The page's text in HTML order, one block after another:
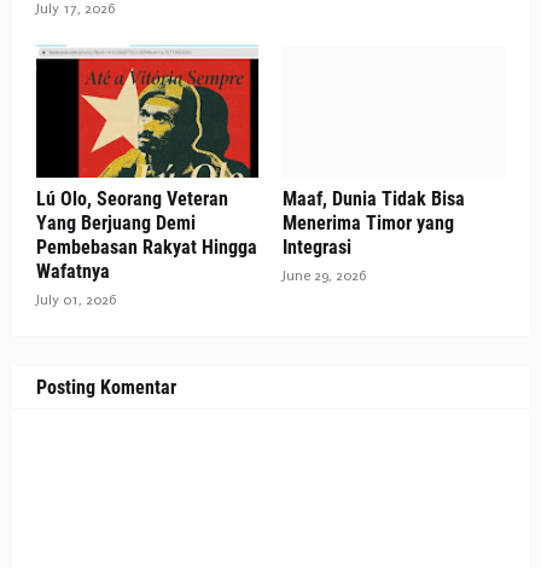
July 17, 2026
Lú Olo, Seorang Veteran
Yang Berjuang Demi
Pembebasan Rakyat Hingga
Wafatnya
July 01, 2026
Maaf, Dunia Tidak Bisa
Menerima Timor yang
Integrasi
June 29, 2026
Posting Komentar